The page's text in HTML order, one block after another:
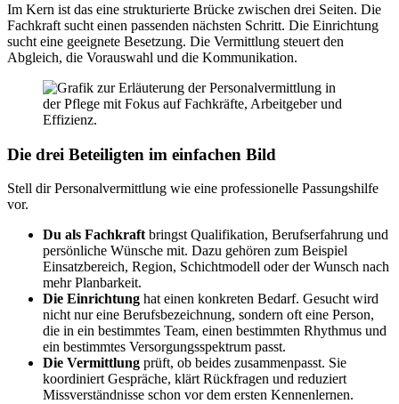
Im Kern ist das eine strukturierte Brücke zwischen drei Seiten. Die
Fachkraft sucht einen passenden nächsten Schritt. Die Einrichtung
sucht eine geeignete Besetzung. Die Vermittlung steuert den
Abgleich, die Vorauswahl und die Kommunikation.
Die drei Beteiligten im einfachen Bild
Stell dir Personalvermittlung wie eine professionelle Passungshilfe
vor.
Du als Fachkraft bringst Qualifikation, Berufserfahrung und
persönliche Wünsche mit. Dazu gehören zum Beispiel
Einsatzbereich, Region, Schichtmodell oder der Wunsch nach
mehr Planbarkeit.
Die Einrichtung hat einen konkreten Bedarf. Gesucht wird
nicht nur eine Berufsbezeichnung, sondern oft eine Person,
die in ein bestimmtes Team, einen bestimmten Rhythmus und
ein bestimmtes Versorgungsspektrum passt.
Die Vermittlung prüft, ob beides zusammenpasst. Sie
koordiniert Gespräche, klärt Rückfragen und reduziert
Missverständnisse schon vor dem ersten Kennenlernen.